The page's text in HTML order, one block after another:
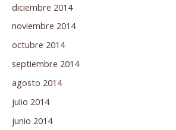
diciembre 2014
noviembre 2014
octubre 2014
septiembre 2014
agosto 2014
julio 2014
junio 2014